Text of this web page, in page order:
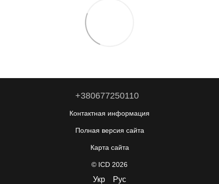
+380677250110
Контактная информация
Полная версия сайта
Карта сайта
© ICD 2026
Укр Рус